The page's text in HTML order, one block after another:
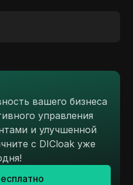
вашего бизнеса
управления
и улучшенной
с DICloak уже